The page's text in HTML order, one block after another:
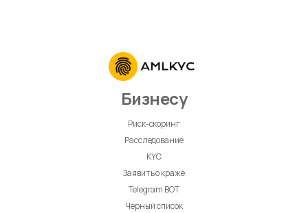
Бизнесу
Риск-скоринг
Расследование
KYC
Заявить о краже
Telegram BOT
Черный список